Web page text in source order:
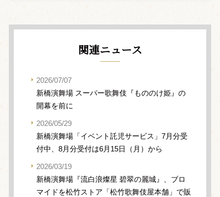
関連ニュース
2026/07/07
新橋演舞場 スーパー歌舞伎『もののけ姫』の
開幕を前に
2026/05/29
新橋演舞場「イベント託児サービス」7月分受
付中、8月分受付は6月15日（月）から
2026/03/19
新橋演舞場『流白浪燦星 碧翠の麗城』、ブロ
マイドを松竹ストア「松竹歌舞伎屋本舗」で販